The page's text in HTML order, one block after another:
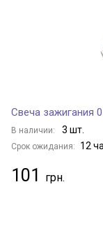
Свеча зажигания
В наличии: 3 шт.
Срок ожидания: 12
101